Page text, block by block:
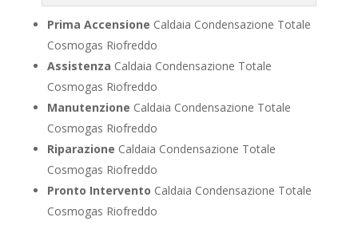
Prima Accensione Caldaia Condensazione Totale
Cosmogas Riofreddo
Assistenza Caldaia Condensazione Totale
Cosmogas Riofreddo
Manutenzione Caldaia Condensazione Totale
Cosmogas Riofreddo
Riparazione Caldaia Condensazione Totale
Cosmogas Riofreddo
Pronto Intervento Caldaia Condensazione Totale
Cosmogas Riofreddo